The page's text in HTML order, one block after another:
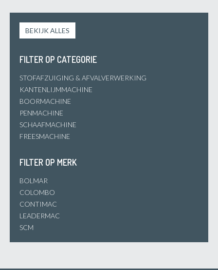
BEKIJK ALLES
FILTER OP CATEGORIE
STOFAFZUIGING & AFVALVERWERKING
KANTENLIJMMACHINE
BOORMACHINE
PENMACHINE
SCHAAFMACHINE
FREESMACHINE
FILTER OP MERK
BOLMAR
COLOMBO
CONTIMAC
LEADERMAC
SCM